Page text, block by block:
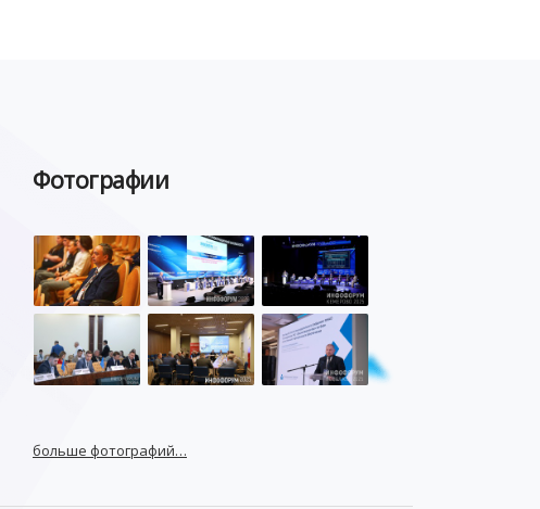
ЦИФРОВАЯ БЕЗОПАСНОСТЬ
ГОСУСЛУГИ СОЧИ ТЕХНОЛОГИИ
ТЮМЕНЬ SOC DDOS-АТАКИ ФСБ
ЛАБОРАТОРИЯ КАСПЕРСКОГО»
МИНЦИФРЫ РОССИИ
Фотографии
больше фотографий…